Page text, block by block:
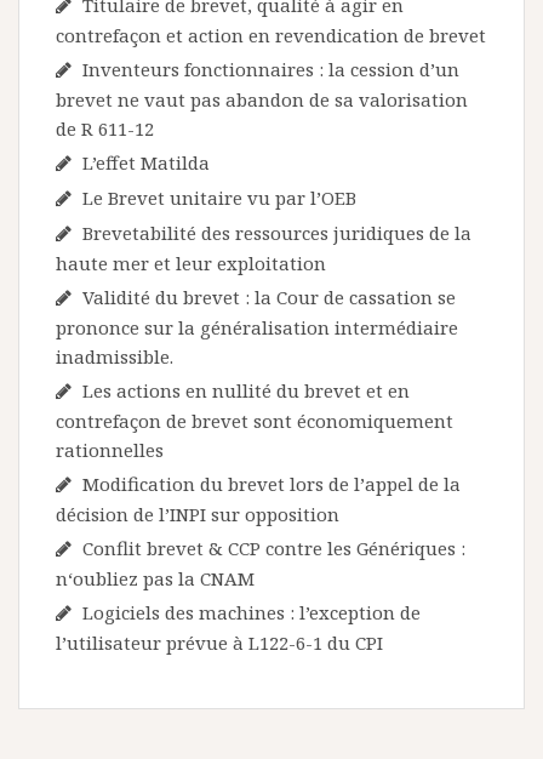
Titulaire de brevet, qualité à agir en
contrefaçon et action en revendication de brevet
Inventeurs fonctionnaires : la cession d’un
brevet ne vaut pas abandon de sa valorisation
de R 611-12
L’effet Matilda
Le Brevet unitaire vu par l’OEB
Brevetabilité des ressources juridiques de la
haute mer et leur exploitation
Validité du brevet : la Cour de cassation se
prononce sur la généralisation intermédiaire
inadmissible.
Les actions en nullité du brevet et en
contrefaçon de brevet sont économiquement
rationnelles
Modification du brevet lors de l’appel de la
décision de l’INPI sur opposition
Conflit brevet & CCP contre les Génériques :
n‘oubliez pas la CNAM
Logiciels des machines : l’exception de
l’utilisateur prévue à L122-6-1 du CPI